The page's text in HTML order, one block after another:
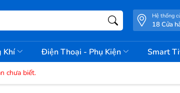
Hệ thống
18 Cửa
Khí Điện Thoại - Phụ Kiện Smart
chưa biết.